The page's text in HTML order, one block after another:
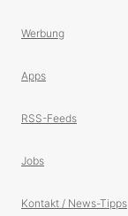
Werbung
Apps
RSS-Feeds
Jobs
Kontakt / News-Tipps